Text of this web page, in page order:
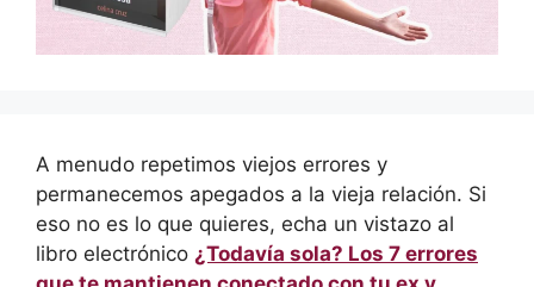
A menudo repetimos viejos errores y
permanecemos apegados a la vieja relación. Si
eso no es lo que quieres, echa un vistazo al
libro electrónico ¿Todavía sola? Los 7 errores